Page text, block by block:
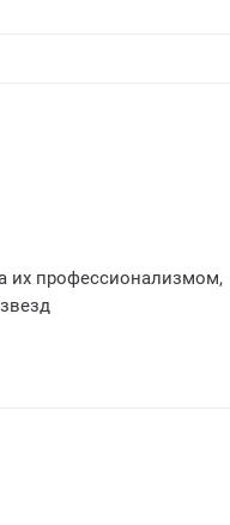
их профессионализмом,